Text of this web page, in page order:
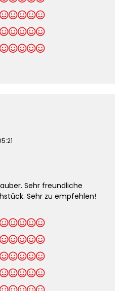
Sehr freundliche
Sehr zu empfehlen!